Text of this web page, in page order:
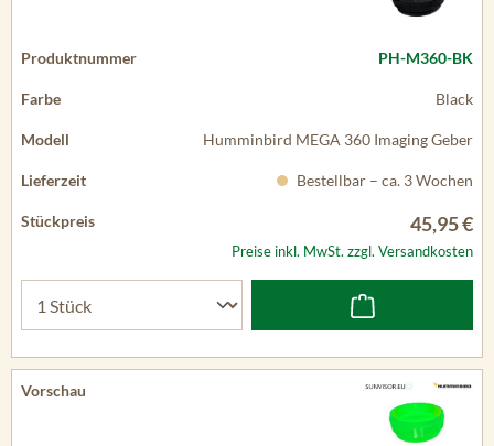
PH-M360-BK
Black
Humminbird MEGA 360 Imaging Geber
Bestellbar – ca. 3 Wochen
45,95 €
Preise inkl. MwSt. zzgl. Versandkosten